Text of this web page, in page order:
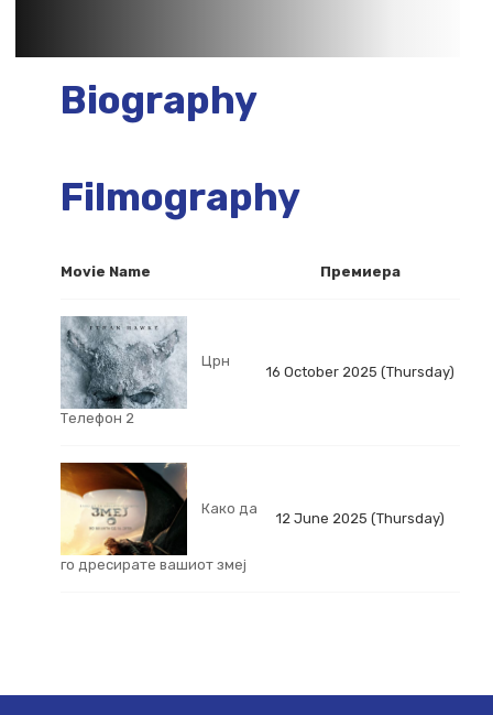
Biography
Filmography
Movie Name Премиера
Црн
Телефон 2
16 October 2025 (Thursday)
Како да
го дресирате вашиот змеј
12 June 2025 (Thursday)